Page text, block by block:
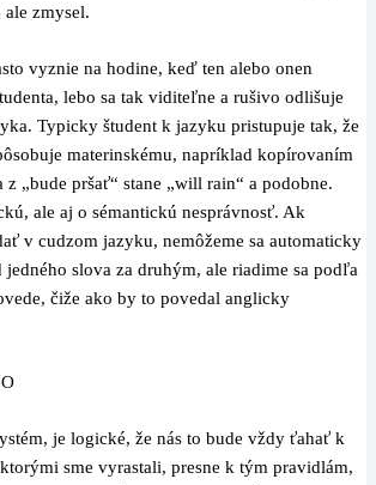
zmysel.
vyznie na hodine, keď ten alebo onen
lebo sa tak viditeľne a rušivo odlišuje
Typicky študent k jazyku pristupuje tak, že
materinskému, napríklad kopírovaním
z „bude pršať“ stane „will rain“ a podobne.
ale aj o sémantickú nesprávnosť. Ak
v cudzom jazyku, nemôžeme sa automaticky
slova za druhým, ale riadime sa podľa
čiže ako by to povedal anglicky
je logické, že nás to bude vždy ťahať k
sme vyrastali, presne k tým pravidlám,